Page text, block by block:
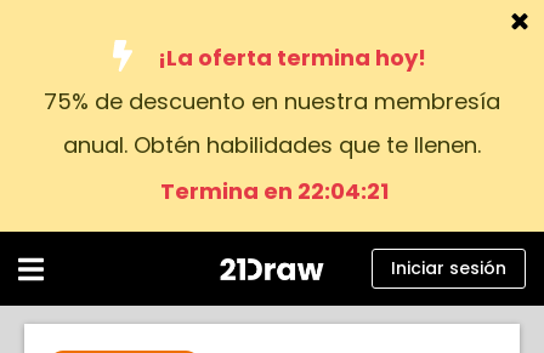
¡La oferta termina hoy!
75% de descuento en nuestra membresía
anual. Obtén habilidades que te llenen.
Termina en 22:04:20
Cursos
Iniciar sesión